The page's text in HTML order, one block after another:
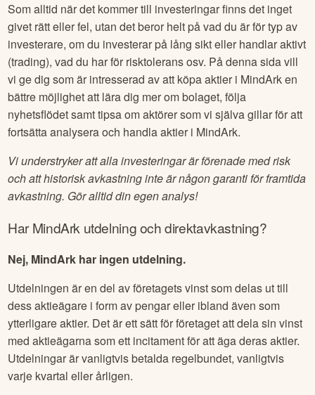
Som alltid när det kommer till investeringar finns det inget
givet rätt eller fel, utan det beror helt på vad du är för typ av
investerare, om du investerar på lång sikt eller handlar aktivt
(trading), vad du har för risktolerans osv. På denna sida vill
vi ge dig som är intresserad av att köpa aktier i MindArken
bättre möjlighet att lära dig mer om bolaget, följa
nyhetsflödet samt tipsa om aktörer som vi själva gillar för att
fortsätta analysera och handla aktier i MindArk.
Vi understryker att alla investeringar är förenade med risk
och att historisk avkastning inte är någon garanti för framtida
avkastning. Gör alltid din egen analys!
HarMindArk utdelning och direktavkastning?
Nej, MindArk har ingen utdelning.
Utdelningen är en del av företagets vinst som delas ut till
dess aktieägare i form av pengar eller ibland även som
ytterligare aktier. Det är ett sätt för företaget att dela sin vinst
med aktieägarna som ett incitament för att äga deras aktier.
Utdelningar är vanligtvis betalda regelbundet, vanligtvis
varje kvartal eller årligen.